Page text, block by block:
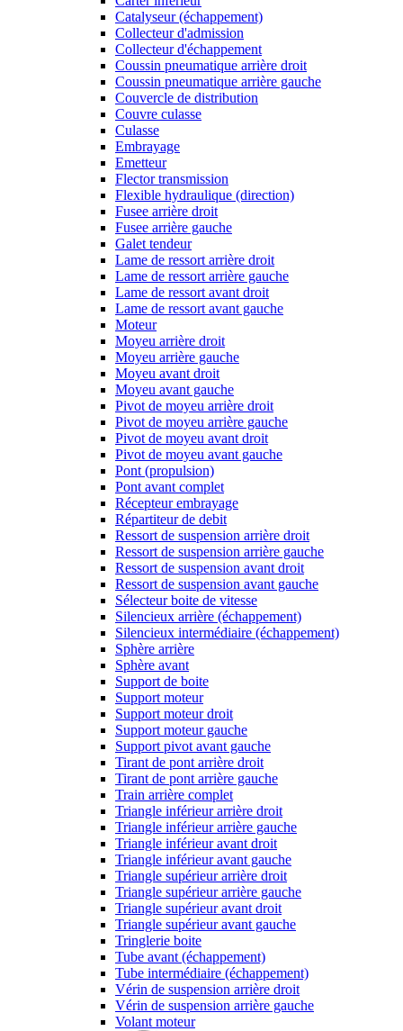
Catalyseur (échappement)
Collecteur d'admission
Collecteur d'échappement
Coussin pneumatique arrière droit
Coussin pneumatique arrière gauche
Couvercle de distribution
Couvre culasse
Culasse
Embrayage
Emetteur
Flector transmission
Flexible hydraulique (direction)
Fusee arrière droit
Fusee arrière gauche
Galet tendeur
Lame de ressort arrière droit
Lame de ressort arrière gauche
Lame de ressort avant droit
Lame de ressort avant gauche
Moteur
Moyeu arrière droit
Moyeu arrière gauche
Moyeu avant droit
Moyeu avant gauche
Pivot de moyeu arrière droit
Pivot de moyeu arrière gauche
Pivot de moyeu avant droit
Pivot de moyeu avant gauche
Pont (propulsion)
Pont avant complet
Récepteur embrayage
Répartiteur de debit
Ressort de suspension arrière droit
Ressort de suspension arrière gauche
Ressort de suspension avant droit
Ressort de suspension avant gauche
Sélecteur boite de vitesse
Silencieux arrière (échappement)
Silencieux intermédiaire (échappement)
Sphère arrière
Sphère avant
Support de boite
Support moteur
Support moteur droit
Support moteur gauche
Support pivot avant gauche
Tirant de pont arrière droit
Tirant de pont arrière gauche
Train arrière complet
Triangle inférieur arrière droit
Triangle inférieur arrière gauche
Triangle inférieur avant droit
Triangle inférieur avant gauche
Triangle supérieur arrière droit
Triangle supérieur arrière gauche
Triangle supérieur avant droit
Triangle supérieur avant gauche
Tringlerie boite
Tube avant (échappement)
Tube intermédiaire (échappement)
Vérin de suspension arrière droit
Vérin de suspension arrière gauche
Volant moteur